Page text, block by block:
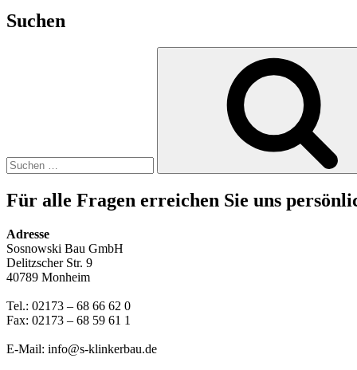
Suchen
Für alle Fragen erreichen Sie uns
Adresse
Sosnowski Bau GmbH
Delitzscher Str. 9
40789 Monheim
Tel.: 02173 – 68 66 62 0
Fax: 02173 – 68 59 61 1
E-Mail: info@s-klinkerbau.de